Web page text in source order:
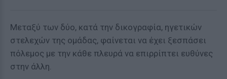
Μεταξύ των δύο, κατά την δικογραφία, ηγετικών
στελεχών της ομάδας, φαίνεται να έχει ξεσπάσει
πόλεμος με την κάθε πλευρά να επιρρίπτει ευθύνες
στην άλλη.